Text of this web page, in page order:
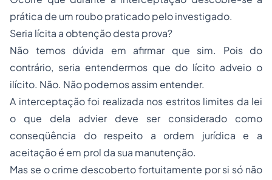
prática de um roubopraticado pelo investigado.
Seria lícita a obtenção desta prova?
Não temos dúvida em afirmar que sim. Pois do
contrário, seria entendermos que do lícito adveio o
ilícito. Não. Não podemos assim entender.
A interceptação foi realizada nos estritos limites da lei
o que dela advier deve ser considerado como
conseqüência do respeito a ordem jurídica e a
aceitação é em prol da sua manutenção.
Mas se o crime descoberto fortuitamente por si só não